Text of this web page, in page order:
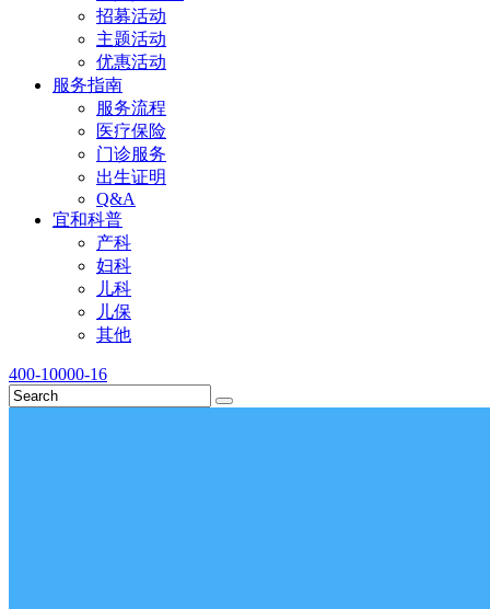
招募活动
主题活动
优惠活动
服务指南
服务流程
医疗保险
门诊服务
出生证明
Q&A
宜和科普
产科
妇科
儿科
儿保
其他
400-10000-16